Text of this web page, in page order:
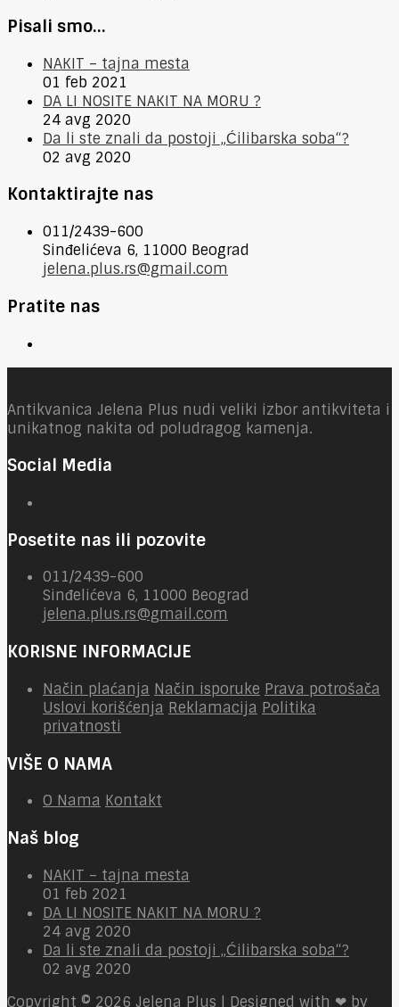
Pisali smo…
NAKIT – tajna mesta
01 feb 2021
DA LI NOSITE NAKIT NA MORU ?
24 avg 2020
Da li ste znali da postoji „Ćilibarska soba“?
02 avg 2020
Kontaktirajte nas
011/2439-600
Sinđelićeva 6, 11000 Beograd
jelena.plus.rs@gmail.com
Pratite nas
Antikvanica Jelena Plus nudi veliki izbor antikviteta i
unikatnog nakita od poludragog kamenja.
Social Media
Posetite nas ili pozovite
011/2439-600
Sinđelićeva 6, 11000 Beograd
jelena.plus.rs@gmail.com
KORISNE INFORMACIJE
Način plaćanja Način isporuke Prava potrošača
Uslovi korišćenja Reklamacija Politika
privatnosti
VIŠE O NAMA
O Nama Kontakt
Naš blog
NAKIT – tajna mesta
01 feb 2021
DA LI NOSITE NAKIT NA MORU ?
24 avg 2020
Da li ste znali da postoji „Ćilibarska soba“?
02 avg 2020
Copyright © 2026 Jelena Plus | Designed with ❤ by